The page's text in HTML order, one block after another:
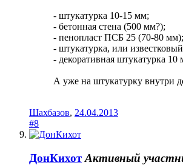
- штукатурка 10-15 мм;
- бетонная стена (500 мм?);
- пенопласт ПСБ 25 (70-80 мм);
- штукатурка, или
- декоративная штукатурка 10
А уже на штукатурку внутри
Шахбазов, 24.04.2013
#8
ДонКихот Активный